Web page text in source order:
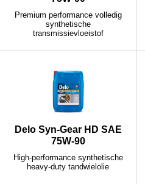
Premium performance volledig
synthetische
transmissievloeistof
Delo Syn-Gear HD SAE
75W-90
High-performance synthetische
heavy-duty tandwielolie